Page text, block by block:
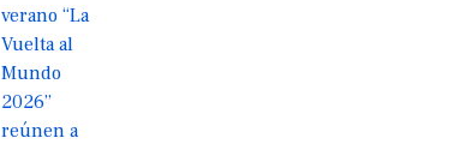
verano “La
Vuelta al
Mundo
2026”
reúnen a